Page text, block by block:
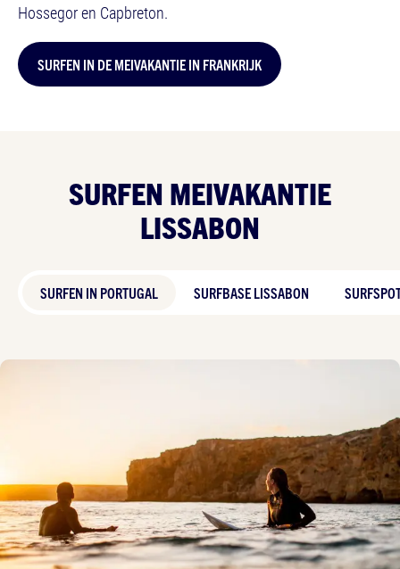
Hossegor en Capbreton.
SURFEN IN DE MEIVAKANTIE IN FRANKRIJK
SURFEN MEIVAKANTIE
LISSABON
SURFEN IN PORTUGAL SURFBASE LISSABON